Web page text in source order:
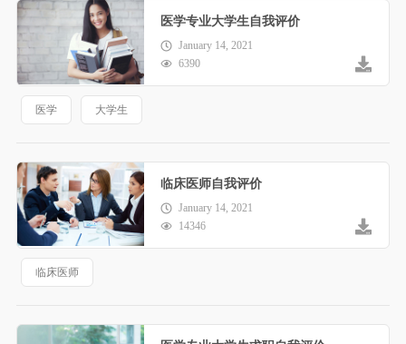
医学专业大学生自我评价
January 14, 2021
6390
医学 大学生
临床医师自我评价
January 14, 2021
14346
临床医师